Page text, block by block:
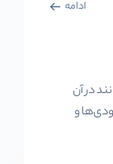
ادامه
در آن
و